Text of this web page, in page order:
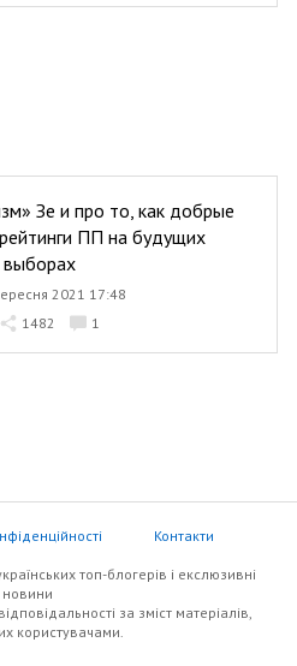
Зе и про то, как добрые
ПП на будущих
выборах
2021 17:48
1482 1
Контакти
топ-блогерів i екслюзивнi
новини
за зміст матеріалів,
користувачами.